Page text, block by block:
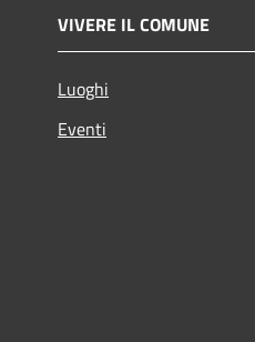
VIVERE IL COMUNE
Luoghi
Eventi